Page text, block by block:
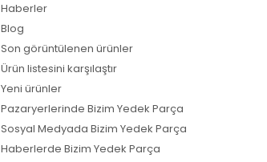
Haberler
Blog
Son görüntülenen ürünler
Ürün listesini karşılaştır
Yeni ürünler
Pazaryerlerinde Bizim Yedek Parça
Sosyal Medyada Bizim Yedek Parça
Haberlerde Bizim Yedek Parça